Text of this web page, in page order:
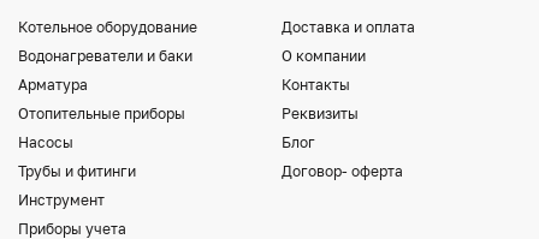
Котельное оборудование
Водонагреватели и баки
Арматура
Отопительные приборы
Насосы
Трубы и фитинги
Инструмент
Приборы учета
Доставка и оплата
О компании
Контакты
Реквизиты
Блог
Договор- оферта